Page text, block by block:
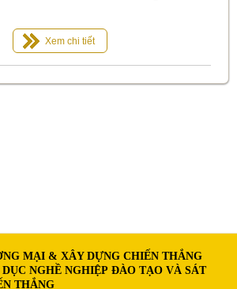
Xem chi tiết
MẠI & XÂY DỰNG CHIẾN THẮNG
NGHỀ NGHIỆP ĐÀO TẠO VÀ SÁT
THẮNG